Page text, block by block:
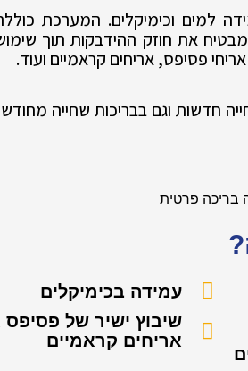
למים וכימיקלים. המערכת
את חוזק ההידבקות תוך
פסיפס, אריחים קראמיים ועוד.
חדשות וגם בבריכות שחייה
עמידה בכימיקלים
שיבוץ ישיר של פסיפס
אריחים קראמיים